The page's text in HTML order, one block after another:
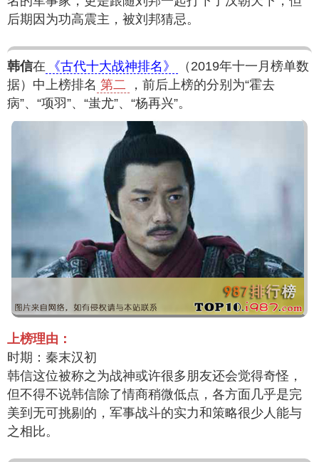
后期因为功高震主，被刘邦猜忌。
韩信在 《古代十大战神排名》
（2019年十一月榜单数
据）中上榜排名 第二
，前后上榜的分别为“霍去
病”、“项羽”、“蚩尤”、“杨再兴”。
上榜理由：
时期：秦末汉初
韩信这位被称之为战神或许很多朋友还会觉得奇怪，
但不得不说韩信除了情商稍微低点，各方面几乎是完
美到无可挑剔的，军事战斗的实力和策略很少人能与
之相比。